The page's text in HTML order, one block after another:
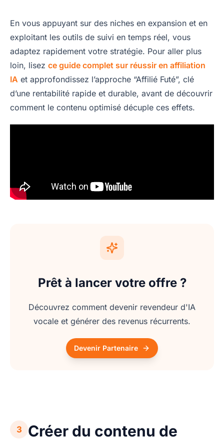
En vous appuyant sur des niches en expansion et en
exploitant les outils de suivi en temps réel, vous
adaptez rapidement votre stratégie. Pour aller plus
loin, lisez ce guide complet sur réussir en affiliation
IA et approfondissez l’approche “Affilié Futé”, clé
d’une rentabilité rapide et durable, avant de découvrir
comment le contenu optimisé décuple ces effets.
Prêt à lancer votre offre ?
Découvrez comment devenir revendeur d'IA
vocale et générer des revenus récurrents.
Devenir Partenaire
3
Créer du contenu de